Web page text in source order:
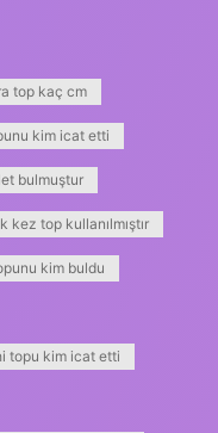
top kaç cm
kim icat etti
bulmuştur
kez top kullanılmıştır
kim buldu
topu kim icat etti